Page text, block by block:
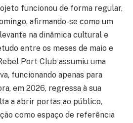
funcionou de forma regular,
afirmando-se como um
na dinâmica cultural e
entre os meses de maio e
Port Club assumiu uma
funcionando apenas para
em 2026, regressa à sua
a abrir portas ao público,
como espaço de referência